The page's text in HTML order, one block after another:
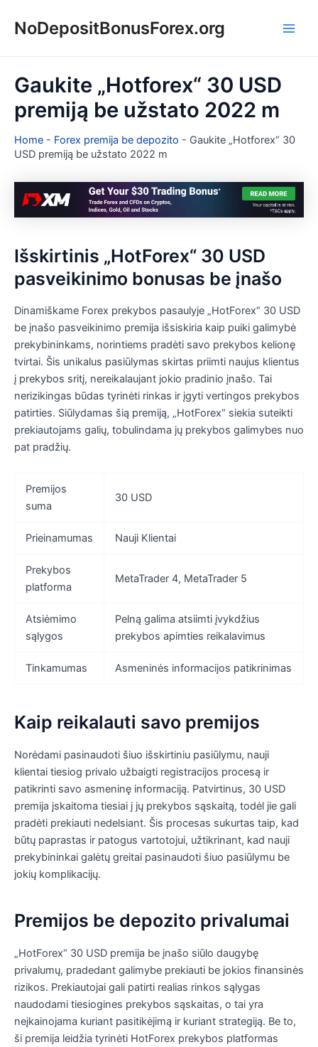
prieNoDepositBonusForex.org
Gaukite „Hotforex“ 30 USD
premiją be užstato 2022 m
Home - Forex premija be depozito - Gaukite „Hotforex“ 30
USD premiją be užstato 2022 m
Išskirtinis „HotForex“ 30 USD
pasveikinimo bonusas be įnašo
Dinamiškame Forex prekybos pasaulyje „HotForex“ 30 USD
be įnašo pasveikinimo premija išsiskiria kaip puiki galimybė
prekybininkams, norintiems pradėti savo prekybos kelionę
tvirtai. Šis unikalus pasiūlymas skirtas priimti naujus klientus
į prekybos sritį, nereikalaujant jokio pradinio įnašo. Tai
nerizikingas būdas tyrinėti rinkas ir įgyti vertingos prekybos
patirties. Siūlydamas šią premiją, „HotForex“ siekia suteikti
prekiautojams galių, tobulindama jų prekybos galimybes nuo
pat pradžių.
Premijos
suma
30 USD
Prieinamumas Nauji Klientai
Prekybos
platforma
MetaTrader 4, MetaTrader 5
Atsiėmimo
sąlygos
Pelną galima atsiimti įvykdžius
prekybos apimties reikalavimus
Tinkamumas Asmeninės informacijos patikrinimas
Kaip reikalauti savo premijos
Norėdami pasinaudoti šiuo išskirtiniu pasiūlymu, nauji
klientai tiesiog privalo užbaigti registracijos procesą ir
patikrinti savo asmeninę informaciją. Patvirtinus, 30 USD
premija įskaitoma tiesiai į jų prekybos sąskaitą, todėl jie gali
pradėti prekiauti nedelsiant. Šis procesas sukurtas taip, kad
būtų paprastas ir patogus vartotojui, užtikrinant, kad nauji
prekybininkai galėtų greitai pasinaudoti šiuo pasiūlymu be
jokių komplikacijų.
Premijos be depozito privalumai
„HotForex“ 30 USD premija be įnašo siūlo daugybę
privalumų, pradedant galimybe prekiauti be jokios finansinės
rizikos. Prekiautojai gali patirti realias rinkos sąlygas
naudodami tiesiogines prekybos sąskaitas, o tai yra
neįkainojama kuriant pasitikėjimą ir kuriant strategiją. Be to,
ši premija leidžia tyrinėti HotForex prekybos platformas